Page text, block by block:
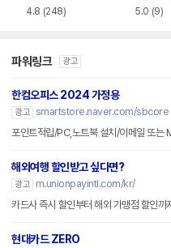
4.8 (248) 5.0 (9)
파워링크 광고
한컴오피스 2024 가정용
광고 smartstore.naver.com/sbcore
포인트적립/PC,노트북 설치/이메일 또는
해외여행 할인받고 싶다면?
광고
m.unionpayintl.com/kr/
카드사 즉시 할인부터 해외 가맹점 할인
현대카드 ZERO